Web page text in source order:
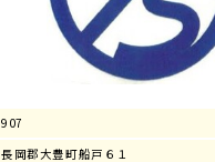
907
長岡郡大豊町船戸６１